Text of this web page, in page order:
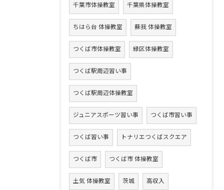
千葉市体操教室 千葉県体操教室
ちはら台 体操教室 蘇我 体操教室
つくば市体操教室 緑区体操教室
つくば駅周辺習い事
つくば駅周辺体操教室
ジュニアスポーツ習い事 つくば市習い事
つくば習い事 トナリエつくばスクエア
つくば市 つくば市 体操教室
土気 体操教室 茨城 高収入